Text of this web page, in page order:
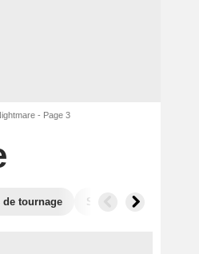
- Page 3
de tournage Séries similaires